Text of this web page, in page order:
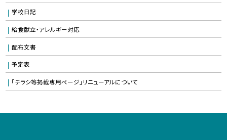
学校日記
給食献立・アレルギー対応
配布文書
予定表
「チラシ等掲載専用ページ」リニューアルについて